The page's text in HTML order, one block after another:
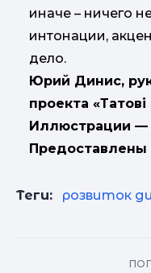
иначе – ничего
интонации,
дело.
Юрий Динис,
проекта «Татові
Иллюстрации
Предоставлены
Теги: розвиток